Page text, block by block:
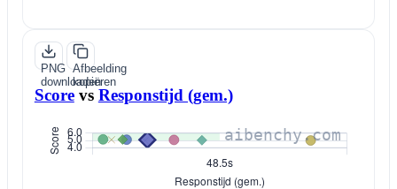
PNG
downloaden
Afbeelding
kopiëren
Score vs Responstijd (gem.)